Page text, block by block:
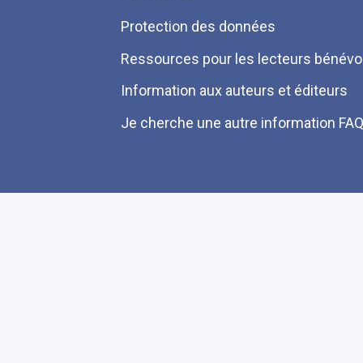
Protection des données
Ressources pour les lecteurs
Information aux auteurs et éditeurs
Je cherche une autre information